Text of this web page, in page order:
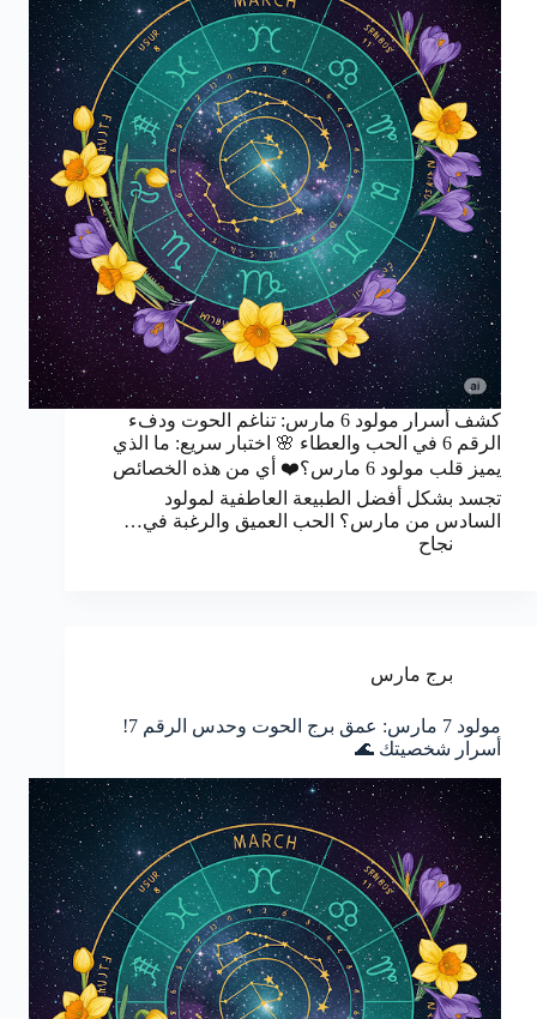
كشف أسرار مولود 6 مارس: تناغم الحوت ودفء
الرقم 6 في الحب والعطاء 🌸 اختبار سريع: ما الذي
يميز قلب مولود 6 مارس؟❤️ أي من هذه الخصائص
تجسد بشكل أفضل الطبيعة العاطفية لمولود
السادس من مارس؟ الحب العميق والرغبة في…
نجاح
برج مارس
مولود 7 مارس: عمق برج الحوت وحدس الرقم 7!
أسرار شخصيتك 🌊